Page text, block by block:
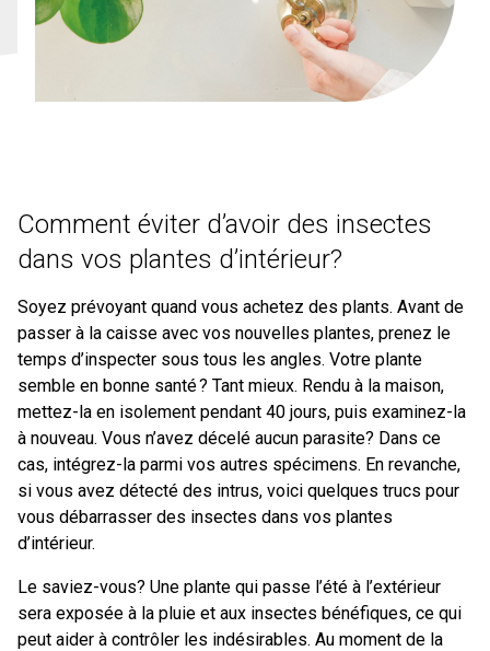
Comment éviter d’avoir des insectes
dans vos plantes d’intérieur?
Soyez prévoyant quand vous achetez des plants. Avant de
passer à la caisse avec vos nouvelles plantes, prenez le
temps d’inspecter sous tous les angles. Votre plante
semble en bonne santé ? Tant mieux. Rendu à la maison,
mettez-la en isolement pendant 40 jours, puis examinez-la
à nouveau. Vous n’avez décelé aucun parasite? Dans ce
cas, intégrez-la parmi vos autres spécimens. En revanche,
si vous avez détecté des intrus, voici quelques trucs pour
vous débarrasser des insectes dans vos plantes
d’intérieur.
Le saviez-vous? Une plante qui passe l’été à l’extérieur
sera exposée à la pluie et aux insectes bénéfiques, ce qui
peut aider à contrôler les indésirables. Au moment de la